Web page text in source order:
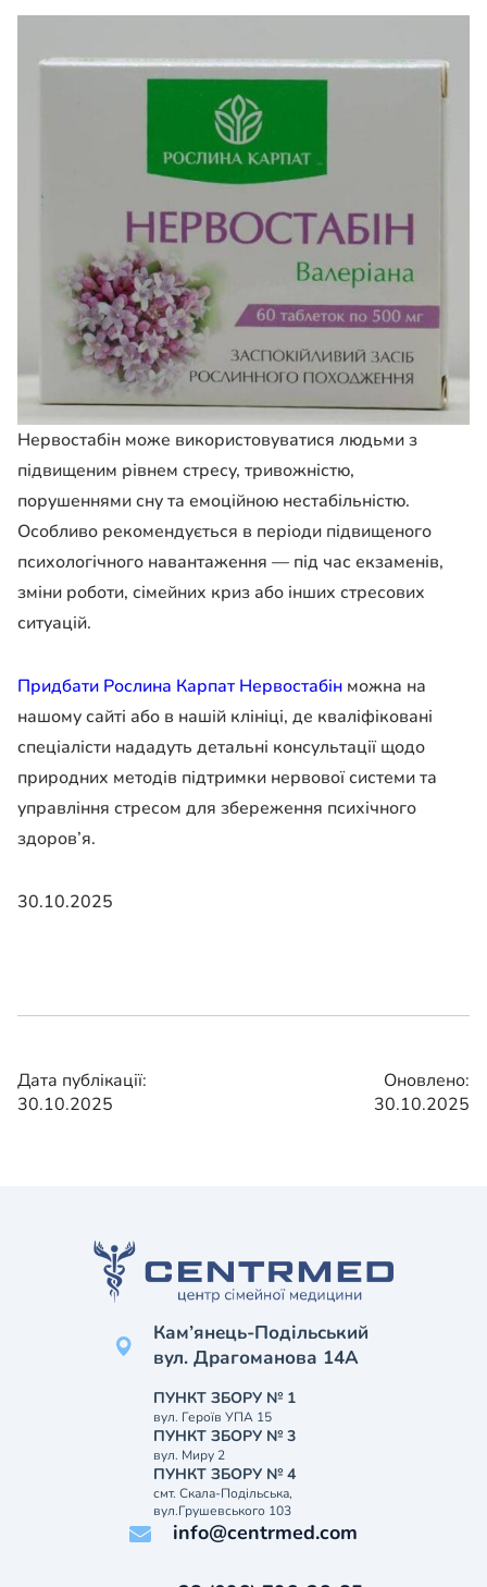
Нервостабін може використовуватися людьми з
підвищеним рівнем стресу, тривожністю,
порушеннями сну та емоційною нестабільністю.
Особливо рекомендується в періоди підвищеного
психологічного навантаження — під час екзаменів,
зміни роботи, сімейних криз або інших стресових
ситуацій.
Придбати Рослина Карпат Нервостабін можна на
нашому сайті або в нашій клініці, де кваліфіковані
спеціалісти нададуть детальні консультації щодо
природних методів підтримки нервової системи та
управління стресом для збереження психічного
здоров’я.
30.10.2025
Дата публікації:
30.10.2025
Оновлено:
30.10.2025
Кам’янець-Подільський
вул. Драгоманова 14А
ПУНКТ ЗБОРУ № 1
вул. Героїв УПА 15
ПУНКТ ЗБОРУ № 3
вул. Миру 2
ПУНКТ ЗБОРУ № 4
смт. Скала-Подільська,
вул.Грушевського 103
info@centrmed.com